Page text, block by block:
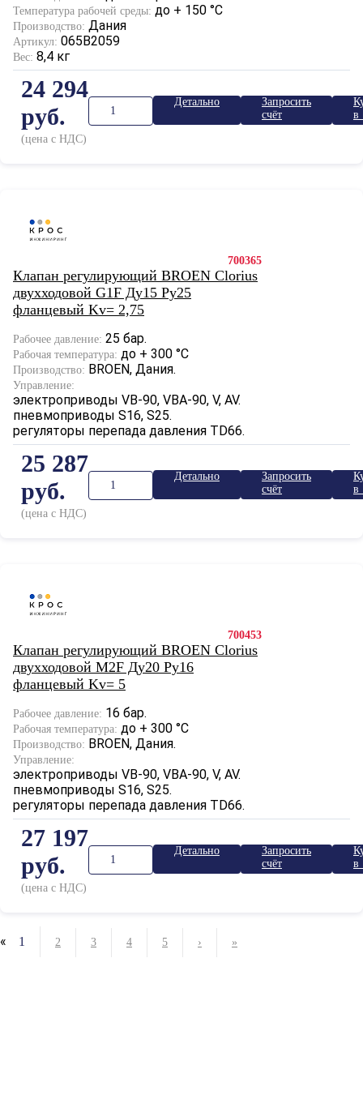
Температура рабочей среды: до + 150 °С
Производство: Дания
Артикул: 065B2059
Вес: 8,4 кг
24 294
руб.
(цена с НДС)
Детально
Запросить
счёт
в
700365
Клапан регулирующий BROEN Clorius
двухходовой G1F Ду15 Ру25
фланцевый Kv= 2,75
Рабочее давление: 25 бар.
Рабочая температура: до + 300 °С
Производство: BROEN, Дания.
Управление:
электроприводы VB-90, VBA-90, V, AV.
пневмоприводы S16, S25.
регуляторы перепада давления TD66.
25 287
руб.
(цена с НДС)
Детально
Запросить
счёт
в
700453
Клапан регулирующий BROEN Clorius
двухходовой M2F Ду20 Ру16
фланцевый Kv= 5
Рабочее давление: 16 бар.
Рабочая температура: до + 300 °С
Производство: BROEN, Дания.
Управление:
электроприводы VB-90, VBA-90, V, AV.
пневмоприводы S16, S25.
регуляторы перепада давления TD66.
27 197
руб.
(цена с НДС)
Детально
Запросить
счёт
в
« 1 2 3 4 5 › »